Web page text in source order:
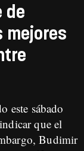
de
mejores
este sábado
que el
Budimir